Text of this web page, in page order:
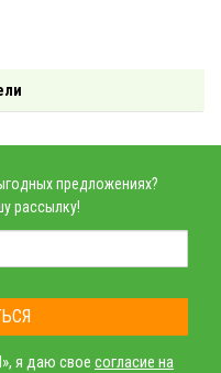
предложениях?
рассылку!
я даю свое согласие на